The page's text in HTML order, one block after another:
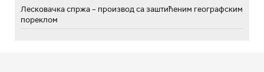
Лесковачка спржа – производ са заштићеним географским
пореклом